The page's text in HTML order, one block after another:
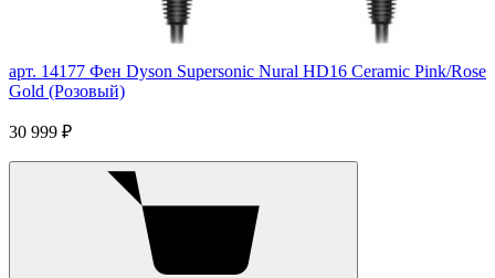
арт. 14177 Фен Dyson Supersonic Nural HD16 Ceramic Pink/Rose
Gold (Розовый)
30 999 ₽